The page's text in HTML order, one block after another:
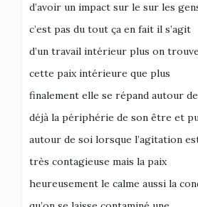
d’avoir un impact sur le sur les
c’est pas du tout ça en fait il s’agit
d’un travail intérieur plus on trouve
cette paix intérieure que plus
finalement elle se répand autour
déjà la périphérie de son être et
autour de soi lorsque l’agitation
très contagieuse mais la paix
heureusement le calme aussi la